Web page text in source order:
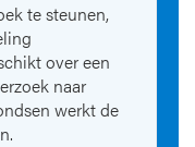
te steunen,
over een
naar
werkt de